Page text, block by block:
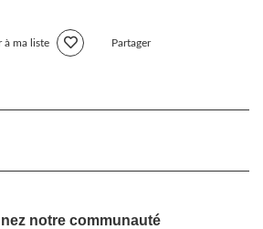
à ma liste Partager
notre communauté